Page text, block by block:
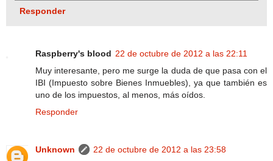
Responder
Raspberry's blood 22 de octubre de 2012 a las 22:11
Muy interesante, pero me surge la duda de que pasa con el
IBI (Impuesto sobre Bienes Inmuebles), ya que también es
uno de los impuestos, al menos, más oídos.
Responder
Unknown
22 de octubre de 2012 a las 23:58